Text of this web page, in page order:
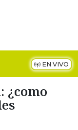
EN VIVO
¿como